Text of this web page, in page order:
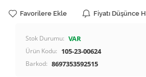
Favorilere Ekle Fiyatı Düşünce
Stok Durumu: VAR
Ürün Kodu: 105-23-00624
Barkod: 8697353592515